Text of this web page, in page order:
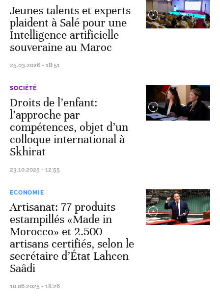
Jeunes talents et experts
plaident à Salé pour une
Intelligence artificielle
souveraine au Maroc
25.03.2026 - 18:51
SOCIÉTÉ
Droits de l’enfant:
l’approche par
compétences, objet d’un
colloque international à
Skhirat
23.10.2025 - 12:55
ECONOMIE
Artisanat: 77 produits
estampillés «Made in
Morocco» et 2.500
artisans certifiés, selon le
secrétaire d’État Lahcen
Saâdi
10.06.2025 - 18:26